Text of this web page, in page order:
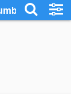
- Ouça